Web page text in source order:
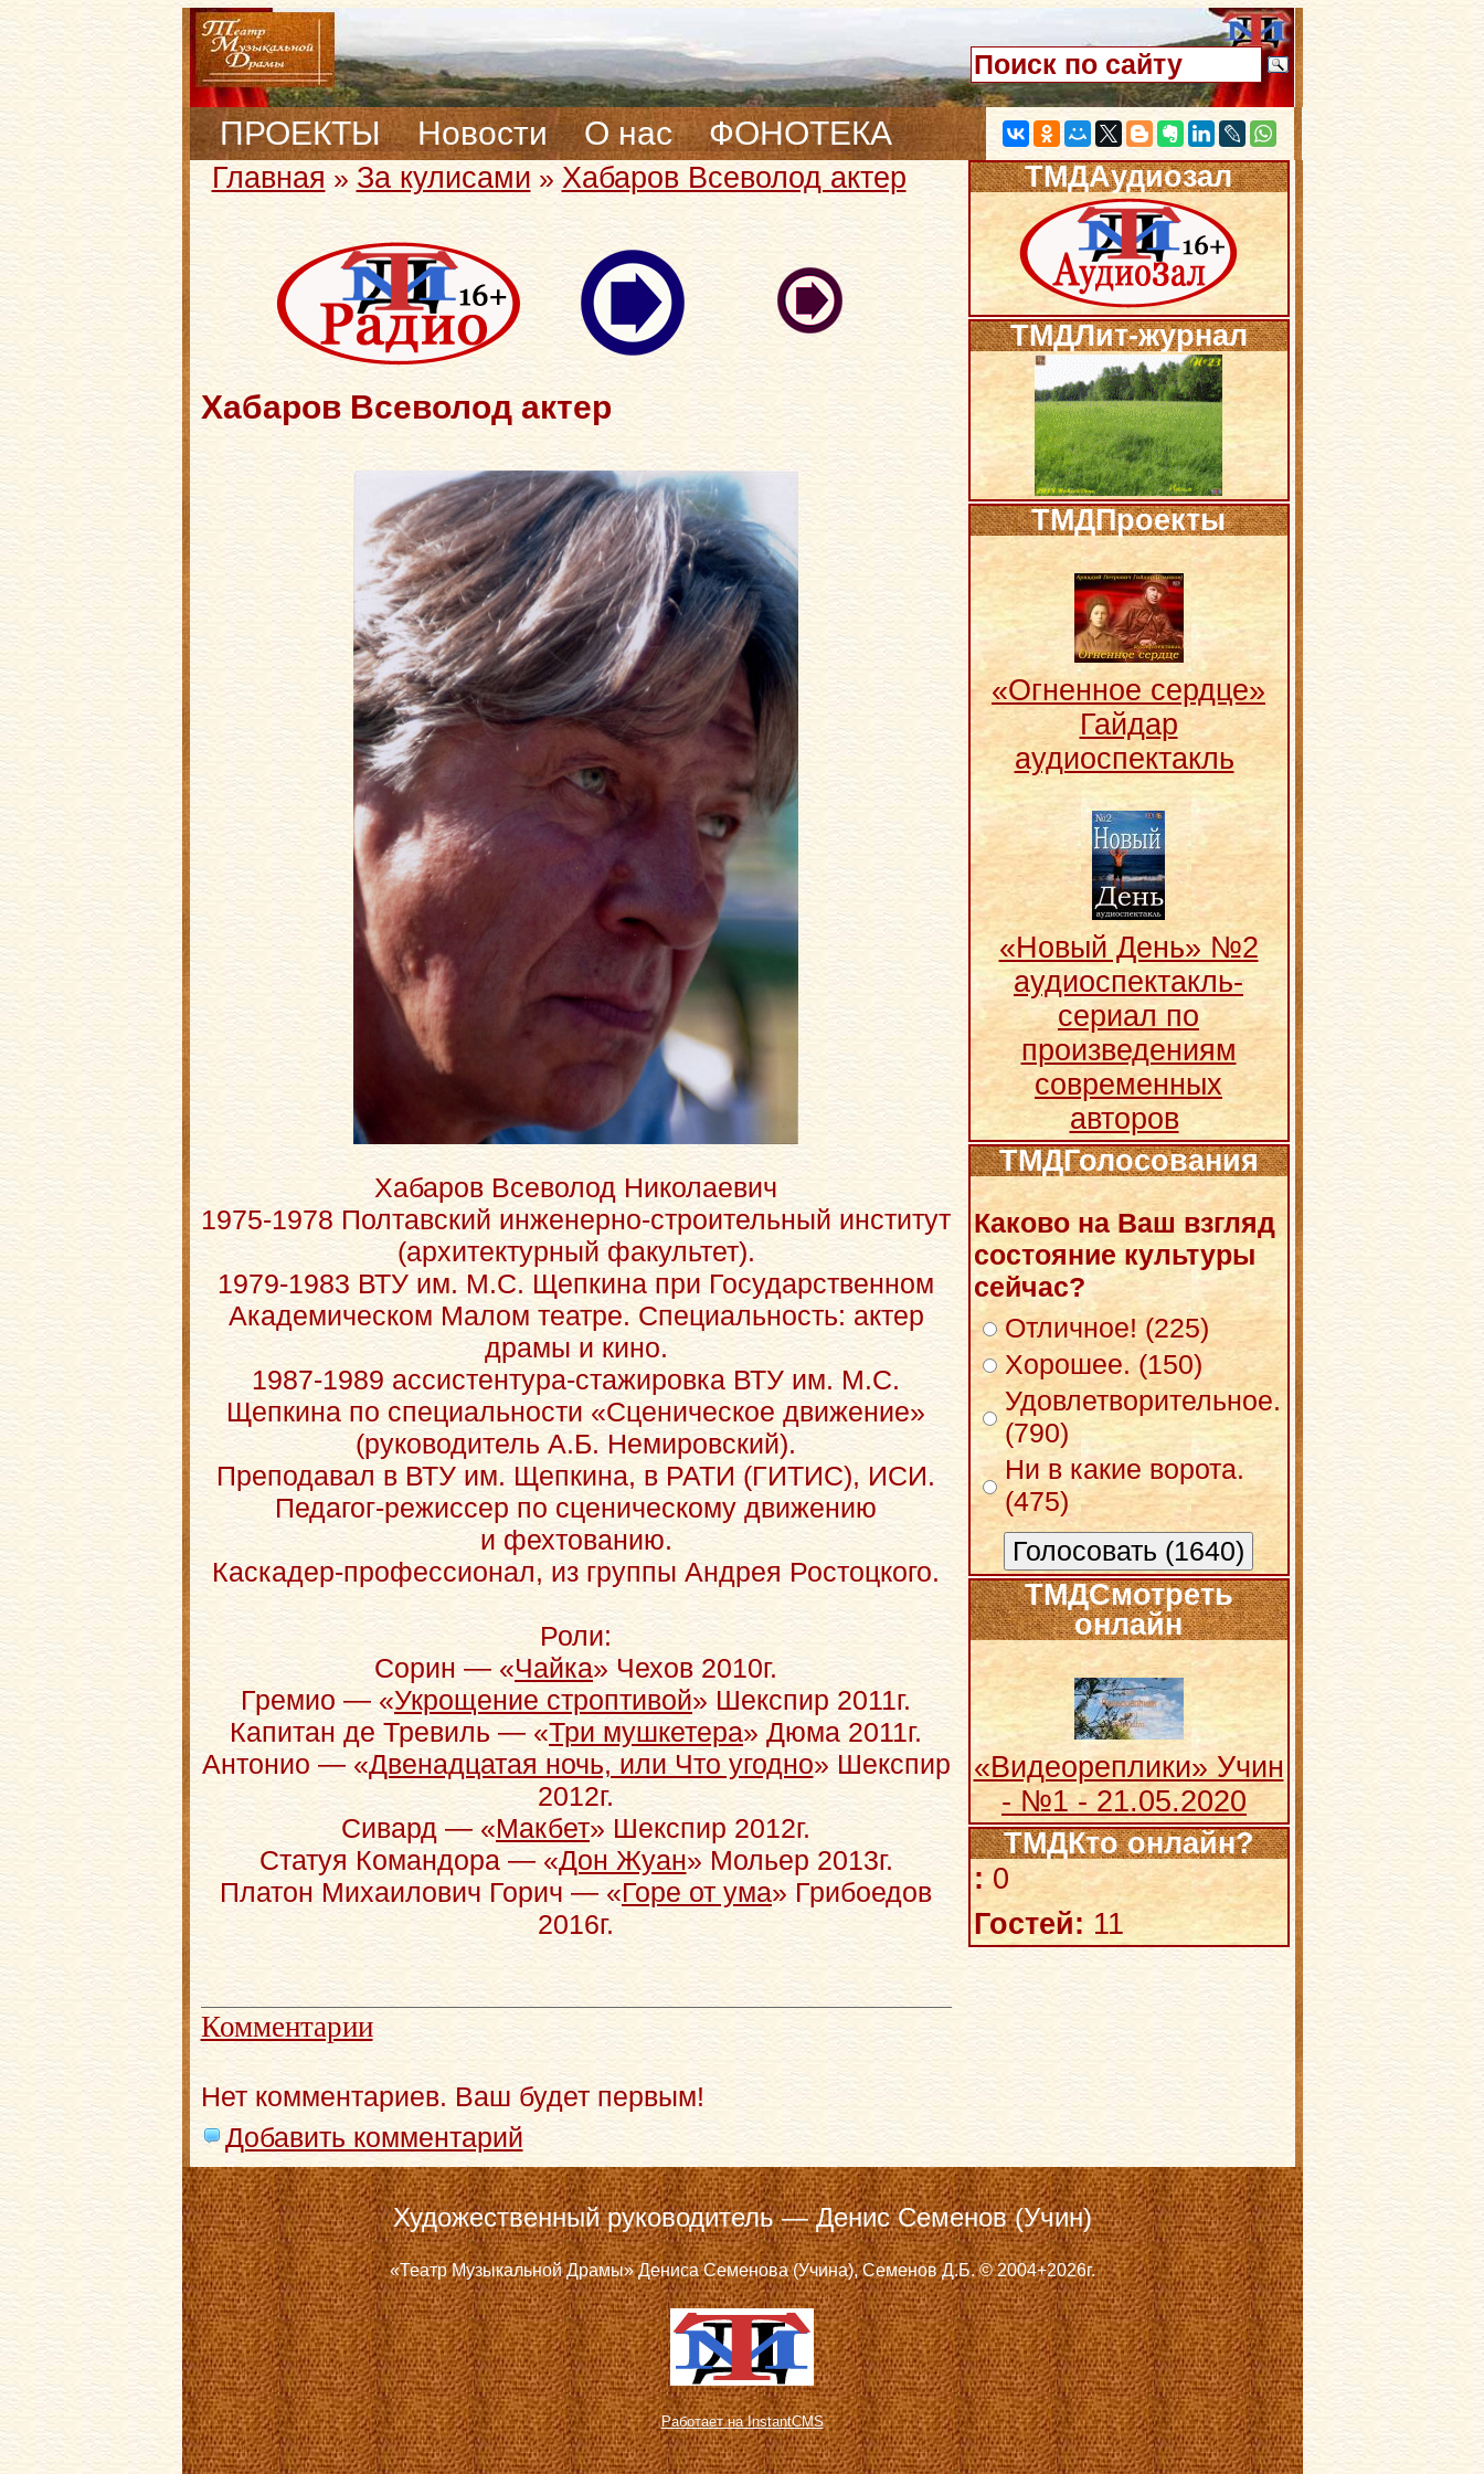
ПРОЕКТЫ Новости О нас ФОНОТЕКА
Главная» За кулисами »Хабаров Всеволод актер
Хабаров Всеволод актер
Хабаров Всеволод Николаевич
1975-1978 Полтавский инженерно-строительный институт
(архитектурный факультет).
1979-1983 ВТУ им. М.С. Щепкина при Государственном
Академическом Малом театре. Специальность: актер
драмы и кино.
1987-1989 ассистентура-стажировка ВТУ им. М.С.
Щепкина по специальности «Сценическое движение»
(руководитель А.Б. Немировский).
Преподавал в ВТУ им. Щепкина, в РАТИ (ГИТИС), ИСИ.
Педагог-режиссер по сценическому движению
и фехтованию.
Каскадер-профессионал, из группы Андрея Ростоцкого.
Роли:
Сорин — «Чайка» Чехов 2010г.
Гремио — «Укрощение строптивой» Шекспир 2011г.
Капитан де Тревиль — «Три мушкетера» Дюма 2011г.
Антонио — «Двенадцатая ночь, или Что угодно» Шекспир
2012г.
Сивард — «Макбет» Шекспир 2012г.
Статуя Командора — «Дон Жуан» Мольер 2013г.
Платон Михаилович Горич — «Горе от ума» Грибоедов
2016г.
Комментарии
Нет комментариев. Ваш будет первым!
Добавить комментарий
ТМДАудиозал
ТМДЛит-журнал
ТМДПроекты
«Огненное сердце»
Гайдар
аудиоспектакль
«Новый День» №2
аудиоспектакль-
сериал по
произведениям
современных
авторов
ТМДГолосования
Каково на Ваш взгляд
состояние культуры
сейчас?
Отличное! (225)
Хорошее. (150)
Удовлетворительное.
(790)
Ни в какие ворота.
(475)
ТМДСмотреть
онлайн
«Видеореплики» Учин
- №1 - 21.05.2020
ТМДКто онлайн?
:0
Гостей: 11
Художественный руководитель — Денис Семенов (Учин)
«Театр Музыкальной Драмы» Дениса Семенова (Учина), Семенов Д.Б. © 2004+2026г.
Работает на InstantCMS